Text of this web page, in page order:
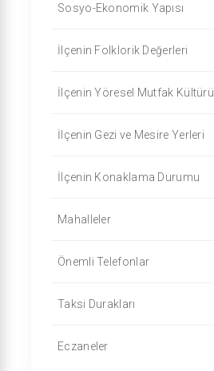
Sosyo-Ekonomik Yapısı
İlçenin Folklorik Değerleri
İlçenin Yöresel Mutfak Kültürü
İlçenin Gezi ve Mesire Yerleri
İlçenin Konaklama Durumu
Mahalleler
Önemli Telefonlar
Taksi Durakları
Eczaneler